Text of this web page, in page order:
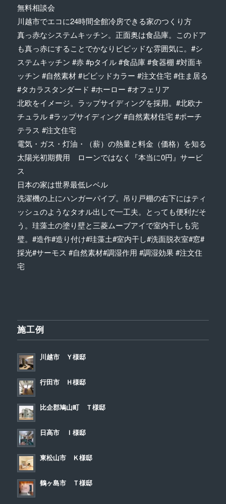
無料相談会
川越市でエコに24時間全館冷房できる家のつくり方
真っ赤なシステムキッチン。正面奥は食品庫。このドア
も真っ赤にすることでかなりビビッドな雰囲気に。#シ
ステムキッチン #赤 #pタイル #食品庫 #食器棚 #対面キ
ッチン #自然素材 #ビビッドカラー #注文住宅 #住ま居る
#タカラスタンダード #ホーロー #オフェリア
北欧をイメージ。ラップサイディングを採用。#北欧ナ
チュラル #ラップサイディング #自然素材住宅 #ポーチ
テラス #注文住宅
電気・ガス・灯油・（薪）の熱量と料金（価格）を知る
太陽光初期費用 ローンではなく『本当に0円』サービ
ス
日本の家は世界最低レベル
洗濯機の上にハンガーパイプ。吊り戸棚の右下にはティ
ッシュのようなタオル出しで一工夫。とっても便利だそ
う。珪藻土の塗り壁と三菱ムーブアイで室内干しも完
璧。#造作#造り付け#珪藻土#室内干し#洗面脱衣室#窓#
採光#サーモス #自然素材#調湿作用 #調湿効果 #注文住
宅
施工例
川越市 Ｙ様邸
行田市 Ｈ様邸
比企郡鳩山町 Ｔ様邸
日高市 Ｉ様邸
東松山市 Ｋ様邸
鶴ヶ島市 Ｔ様邸